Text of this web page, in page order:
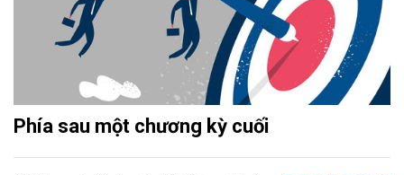
Phía sau một chương kỳ cuối